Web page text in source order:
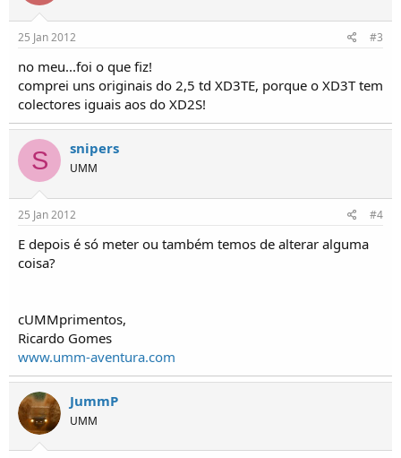
25 Jan 2012 #3
no meu...foi o que fiz!
comprei uns originais do 2,5 td XD3TE, porque o XD3T tem
colectores iguais aos do XD2S!
S snipers
UMM
25 Jan 2012 #4
E depois é só meter ou também temos de alterar alguma
coisa?
cUMMprimentos,
Ricardo Gomes
www.umm-aventura.com
JummP
UMM